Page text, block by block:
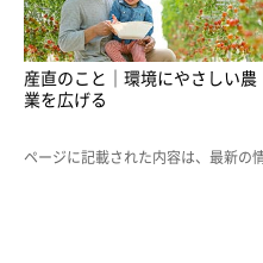
産直のこと｜環境にやさしい農
業を広げる
ページに記載された内容は、最新の